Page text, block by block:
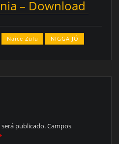
– Download
Naice Zulu NIGGA JÓ
publicado.Campos